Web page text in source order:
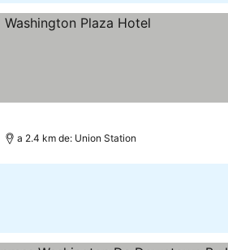
a 2.4 km de: Union Station